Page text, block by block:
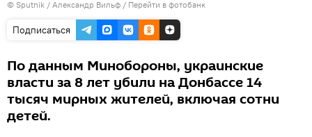
© Sputnik / Александр Вильф / Перейти в фотобанк
Подписаться
По данным Минобороны, украинские
власти за 8 лет убили на Донбассе 14
тысяч мирных жителей, включая сотни
детей.